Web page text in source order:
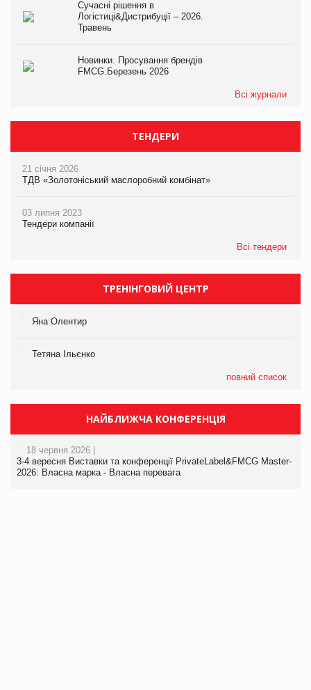
Сучасні рішення в
Логістиці&Дистрибуції – 2026.
Травень
Новинки. Просування брендів
FMCG.Березень 2026
Всі журнали
ТЕНДЕРИ
21 січня 2026
ТДВ «Золотоніський маслоробний комбінат»
03 липня 2023
Тендери компанії
Всі тендери
ТРЕНІНГОВИЙ ЦЕНТР
Яна Олентир
Тетяна Ільєнко
повний список
НАЙБЛИЖЧА КОНФЕРЕНЦІЯ
18 червня 2026 |
3-4 вересня Виставки та конференції PrivateLabel&FMCG Master-
2026: Власна марка - Власна перевага